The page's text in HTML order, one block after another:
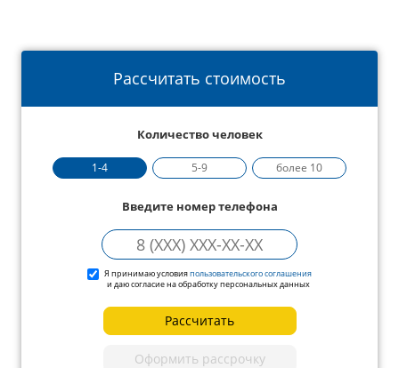
Рассчитать стоимость
Количество человек
1-4 5-9 более 10
Введите номер телефона
Я принимаю условияпользовательского соглашения
и даю согласие на обработку персональных данных
Рассчитать
Оформить рассрочку